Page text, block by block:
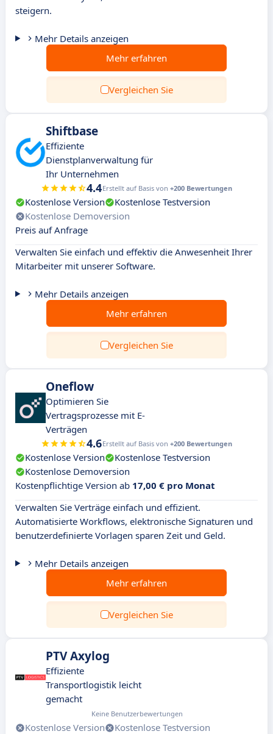
steigern.
Mehr Details anzeigen
Mehr erfahren
Vergleichen Sie
Shiftbase
Effiziente
Dienstplanverwaltung für
Ihr Unternehmen
4.4Erstellt auf Basis von +200 Bewertungen
Kostenlose Version
Kostenlose Testversion
Kostenlose Demoversion
Preis auf Anfrage
Verwalten Sie einfach und effektiv die Anwesenheit Ihrer
Mitarbeiter mit unserer Software.
Mehr Details anzeigen
Mehr erfahren
Vergleichen Sie
Oneflow
Optimieren Sie
Vertragsprozesse mit E-
Verträgen
4.6Erstellt auf Basis von +200 Bewertungen
Kostenlose Version
Kostenlose Testversion
Kostenlose Demoversion
Kostenpflichtige Version ab 17,00 € pro Monat
Verwalten Sie Verträge einfach und effizient.
Automatisierte Workflows, elektronische Signaturen und
benutzerdefinierte Vorlagen sparen Zeit und Geld.
Mehr Details anzeigen
Mehr erfahren
Vergleichen Sie
PTV Axylog
Effiziente
Transportlogistik leicht
gemacht
Keine Benutzerbewertungen
Kostenlose Version
Kostenlose Testversion